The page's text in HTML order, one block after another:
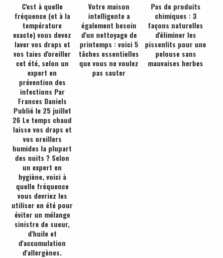
C'est à quelle
fréquence (et à la
température
exacte) vous devez
laver vos draps et
vos taies d'oreiller
cet été, selon un
expert en
prévention des
infections Par
Frances Daniels
Publié le 25 juillet
26 Le temps chaud
laisse vos draps et
vos oreillers
humides la plupart
des nuits ? Selon
un expert en
hygiène, voici à
quelle fréquence
vous devriez les
utiliser en été pour
éviter un mélange
sinistre de sueur,
d'huile et
d'accumulation
d'allergènes.
Votre maison
intelligente a
également besoin
d'un nettoyage de
printemps : voici 5
tâches essentielles
que vous ne voulez
pas sauter
Pas de produits
chimiques : 3
façons naturelles
d'éliminer les
pissenlits pour une
pelouse sans
mauvaises herbes